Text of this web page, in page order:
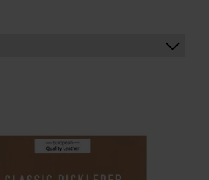
ARTIKELKOD: